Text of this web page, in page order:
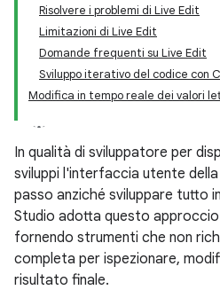
Risolvere i problemi di Live Edit
Limitazioni di Live Edit
Domande frequenti su Live Edit
Sviluppo iterativo del codice con
Modifica in tempo reale dei valori
In qualità di sviluppatore per
sviluppi l'interfaccia utente
passo anziché sviluppare tutto
Studio adotta questo
fornendo strumenti che non
completa per ispezionare,
risultato finale.